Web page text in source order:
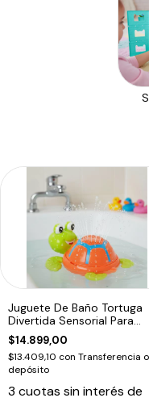
Juguete De Baño Tortuga
Divertida Sensorial Para
Bebes
$14.899,00
$13.409,10 con Transferencia o
depósito
3 cuotas sin interés de